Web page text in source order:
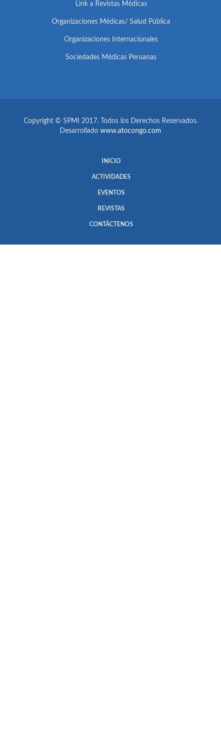
Link a Revistas Médicas
Organizaciones Médicas/ Salud Pública
Organizaciones Internacionales
Sociedades Médicas Peruanas
Copyright © SPMI 2017. Todos los Derechos Reservados.
Desarrollado www.atocongo.com
INICIO
ACTIVIDADES
EVENTOS
REVISTAS
CONTÁCTENOS